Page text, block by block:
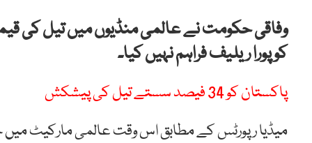
وفاقی حکومت نے عالمی منڈیوں میں تیل کی
کو پورا ریلیف فراہم نہیں کیا۔
پاکستان کو 34 فیصد سستے تیل کی پیشکش